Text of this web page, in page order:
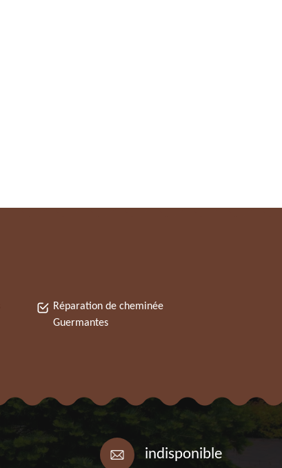
Réparation de cheminée
Guermantes
indisponible